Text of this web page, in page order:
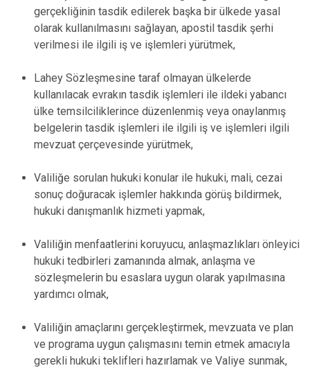
gerçekliğinin tasdik edilerek başka bir ülkede yasal
olarak kullanılmasını sağlayan, apostil tasdik şerhi
verilmesi ile ilgili iş ve işlemleri yürütmek,
Lahey Sözleşmesine taraf olmayan ülkelerde
kullanılacak evrakın tasdik işlemleri ile ildeki yabancı
ülke temsilciliklerince düzenlenmiş veya onaylanmış
belgelerin tasdik işlemleri ile ilgili iş ve işlemleri ilgili
mevzuat çerçevesinde yürütmek,
Valiliğe sorulan hukuki konular ile hukuki, mali, cezai
sonuç doğuracak işlemler hakkında görüş bildirmek,
hukuki danışmanlık hizmeti yapmak,
Valiliğin menfaatlerini koruyucu, anlaşmazlıkları önleyici
hukuki tedbirleri zamanında almak, anlaşma ve
sözleşmelerin bu esaslara uygun olarak yapılmasına
yardımcı olmak,
Valiliğin amaçlarını gerçekleştirmek, mevzuata ve plan
ve programa uygun çalışmasını temin etmek amacıyla
gerekli hukuki teklifleri hazırlamak ve Valiye sunmak,